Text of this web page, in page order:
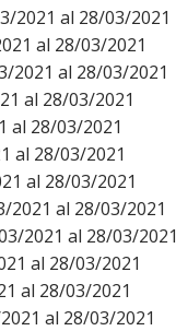
2021 al 28/03/2021
al 28/03/2021
2021 al 28/03/2021
al 28/03/2021
al 28/03/2021
al 28/03/2021
al 28/03/2021
2021 al 28/03/2021
2021 al 28/03/2021
al 28/03/2021
al 28/03/2021
al 28/03/2021